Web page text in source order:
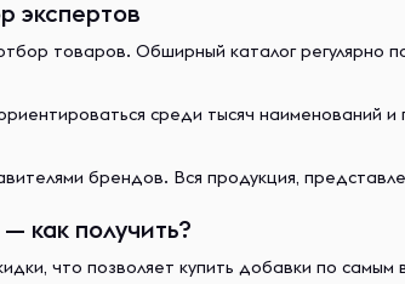
экспертов
товаров. Обширный каталог регулярно
среди тысяч
брендов. Вся продукция,
как получить?
что позволяет купить добавки по самым